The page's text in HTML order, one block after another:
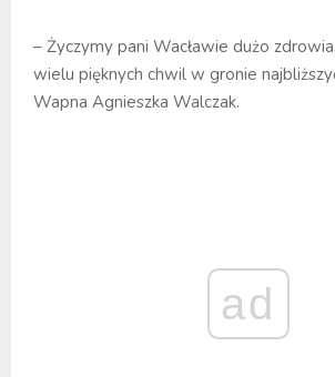
– Życzymy pani Wacławie dużo
wielu pięknych chwil w gronie
Wapna Agnieszka Walczak.
ad